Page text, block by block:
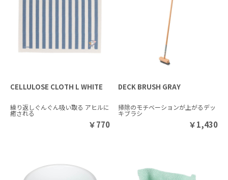
CELLULOSE CLOTH L WHITE
繰り返しぐんぐん吸い取る アヒルに
癒される
￥770
DECK BRUSH GRAY
掃除のモチベーションが上がるデッ
キブラシ
￥1,430